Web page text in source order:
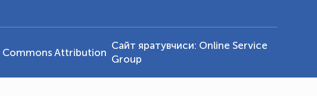
Commons Attribution
Сайт яратувчиси: Online Service
Group